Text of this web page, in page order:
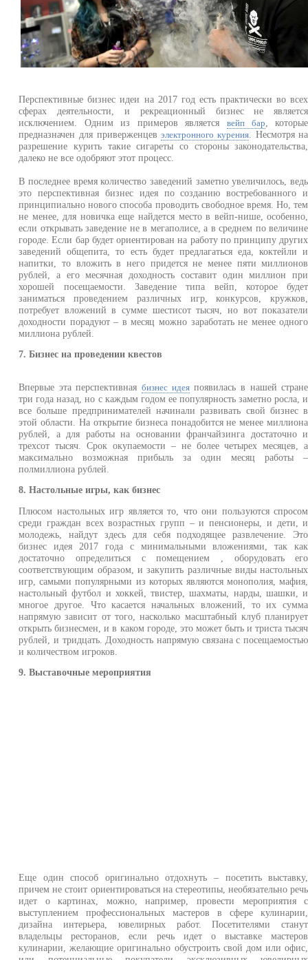
Перспективные бизнес идеи на 2017 год есть практически во всех
сферах деятельности, и рекреационный бизнес не является
исключением. Одним из примеров являетсявейп бар , которые
предназначен для приверженцевэлектронного курения. Несмотря на
разрешение курить такие сигареты со стороны законодательства,
далеко не все одобряют этот процесс.
В последнее время количество заведений заметно увеличилось, ведь
это перспективная бизнес идея по созданию востребованного и
принципиально нового способа проводить свободное время. Но, тем
не менее, для новичка еще найдется место в вейп-нише, особенно,
если открывать заведение не в мегаполисе, а в среднем по величине
городе. Если бар будет ориентирован на работу по принципу других
заведений общепита, то есть будет предлагаться еда, коктейли и
напитки, то вложить в него придется не менее пяти миллионов
рублей, а его месячная доходность составит один миллион при
хорошей посещаемости. Заведение типа вейп, которое будет
заниматься проведением различных игр, конкурсов, кружков,
потребует вложений в сумме шестисот тысяч, но вот показатели
доходности порадуют – в месяц можно заработать не менее одного
миллиона рублей.
7. Бизнес на проведении квестов
Впервые эта перспективнаябизнес идеяпоявилась в нашей стране
три года назад, но с каждым годом ее популярность заметно росла, и
все больше предпринимателей начинали развивать свой бизнес в
этой области. На открытие бизнеса понадобится не менее миллиона
рублей, а для работы на основании франчайзинга достаточно и
трехсот тысяч. Срок окупаемости – не более четырех месяцев, а
максимально возможная прибыль за один месяц работы –
полмиллиона рублей.
8. Настольные игры, как бизнес
Плюсом настольных игр является то, что они пользуются спросом
среди граждан всех возрастных групп – и пенсионеры, и дети, и
молодежь, найдут здесь для себя подходящее развлечение. Это
бизнес идея 2017 года с минимальными вложениями, так как
достаточно определиться с помещением , оборудовать его
соответствующим образом, и закупить различные виды настольных
игр, самыми популярными из которых являются монополия, мафия,
настольный футбол и хоккей, твистер, шахматы, нарды, шашки, и
многое другое. Что касается начальных вложений, то их сумма
напрямую зависит от того, насколько масштабный клуб планирует
открыть бизнесмен, и в каком городе, это может быть и триста тысяч
рублей, и тридцать. Доходность напрямую связана с посещаемостью
и количеством игроков.
9. Выставочные мероприятия
Еще один способ оригинально отдохнуть – посетить выставку,
причем не стоит ориентироваться на стереотипы, необязательно речь
идет о картинах, можно, например, провести мероприятия с
выступлением профессиональных мастеров в сфере кулинарии,
дизайна интерьера, ювелирных работ. Посетителями станут
владельцы ресторанов, если речь идет о выставке мастеров
кулинарии, желающие оригинально обустроить свой дом или офис,